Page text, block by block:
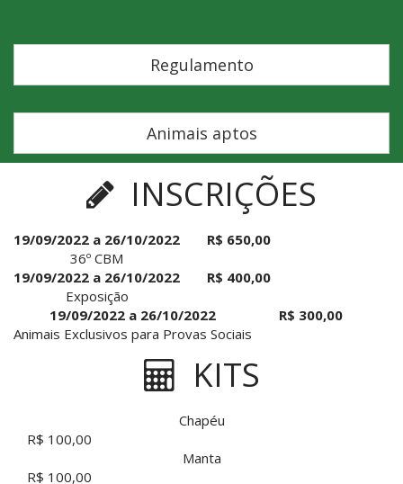
Regulamento
Animais aptos
INSCRIÇÕES
19/09/2022 a 26/10/2022
36º CBM
R$ 650,00
19/09/2022 a 26/10/2022
Exposição
R$ 400,00
19/09/2022 a 26/10/2022
Animais Exclusivos para Provas Sociais
R$ 300,00
KITS
Chapéu
R$ 100,00
Manta
R$ 100,00